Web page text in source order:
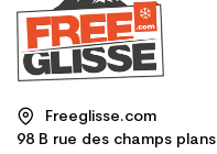
Freeglisse.com
98 B rue des champs plans